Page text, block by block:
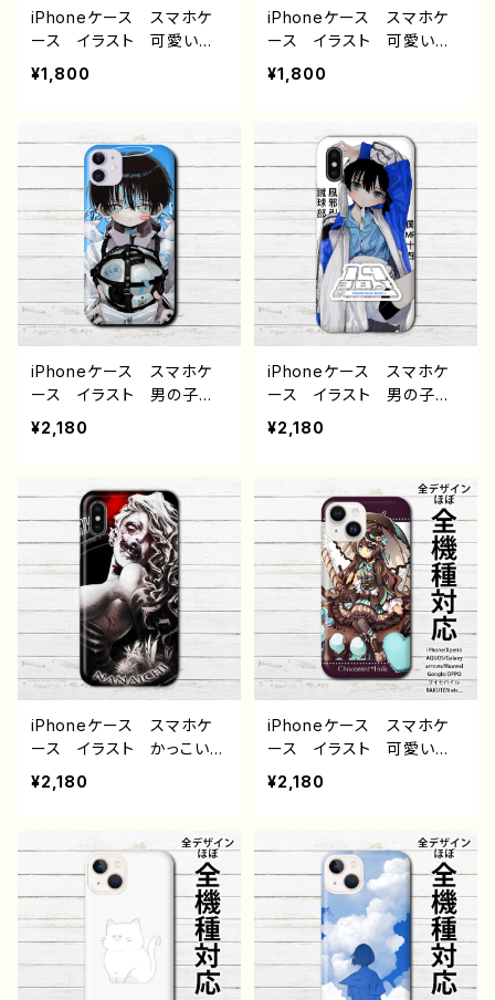
エイター オリジナル デ
ザイン グッズ ノンブラン
iPhoneケース スマホケ
ース イラスト 可愛い女
の子 かわいい おしゃれ
服 エモい 美しい ノス
ース 女子 iPhone16/1
5/14/13/12/11 AQUOS s
ense 4 6 7 8 Xperia
Googlepixel Galaxy
Android アンドロイド
ケース 個性的 おすす
め 人気 イラストレータ
ー 絵師 クリエイター
オリジナル デザイン グッ
ズ タイトル：ハッピーハロ
ウィン 作：栞音
¥1,800
iPhoneケース スマホケ
ース イラスト 可愛い女
の子 かわいい おしゃれ
服 エモい 美しい ノス
ース 女子 iPhone16/1
5/14/13/12/11 AQUOS s
ense 4 6 7 8 Xperia
Googlepixel Galaxy
Android アンドロイド
ケース 個性的 おすす
め 人気 イラストレータ
ー 絵師 クリエイター
オリジナル デザイン グッ
ズ タイトル：ハッピーハロ
ウィン 作：栞音
¥1,800
iPhoneケース スマホケ
ース イラスト 男の子
イケメン ショタ サッカ
ー 少年 かわいい かっ
れ iPhone15/14/13/12/11
AQUOS sense 4 5 6
Xperia Googlepixel A
ndroid アンドロイド ケ
ース 個性的 おすすめ
黒髪 人気 イラストレー
ター クリエイター 絵
師 オリジナル デザイ
ン グッズ タイトル：病弱
天使蹴球部 作：風邪早僕
（ぼく）
¥2,180
iPhoneケース スマホケ
ース イラスト 男の子
イケメン ショタ 少年 メ
ンズ かわいい かっこい
one15/14/13/12/11 AQU
OS sense 4 5 6 Xperia
Googlepixel Android
アンドロイド ケース
個性的 おすすめ 黒髪
人気 イラストレーター
クリエイター 絵師 オリ
ジナル デザイン グッ
ズ タイトル：風邪引きサッ
カー部 作：風邪早僕（ぼ
く）
¥2,180
iPhoneケース スマホケ
ース イラスト かっこいい
女子 おしゃれ エモい
病み メンヘラ ヤンデ
シー iPhone15/14/13/12/
11 AQUOS Xperia G
ooglepixel Android
アンドロイド ケース 個
性的 おすすめ ピアス
白髪 ゾンビ 人気 イラ
ストレーター クリエイタ
¥2,180
iPhoneケース スマホケ
ース イラスト 可愛い女
の子 おしゃれ服 チョコミ
ント スイーツ 少女 ゴ
ク ドレス かわいい ka
waii ガールズイラストiPh
one15/14/13/12/11 AQU
OS Xperia Googlepix
el Galaxy Android
アンドロイド ケース おす
すめ 個性的 人気 イラ
¥2,180